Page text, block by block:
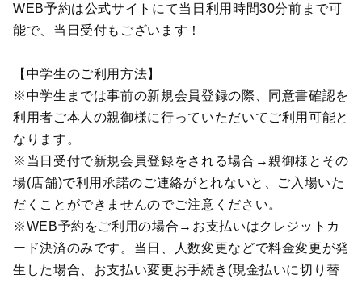
WEB予約は公式サイトにて当日利用時間30分前まで可
能で、当日受付もございます！
【中学生のご利用方法】
※中学生までは事前の新規会員登録の際、同意書確認を
利用者ご本人の親御様に行っていただいてご利用可能と
なります。
※当日受付で新規会員登録をされる場合→親御様とその
場(店舗)で利用承諾のご連絡がとれないと、ご入場いた
だくことができませんのでご注意ください。
※WEB予約をご利用の場合→お支払いはクレジットカ
ード決済のみです。当日、人数変更などで料金変更が発
生した場合、お支払い変更お手続き(現金払いに切り替